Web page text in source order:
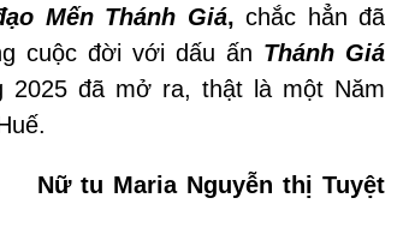
Mến Thánh Giá,chắc hẳn đã
cuộc đời với dấu ấn Thánh Giá
2025 đã mở ra, thật là một Năm
Nữ tu Maria Nguyễn thị Tuyệt